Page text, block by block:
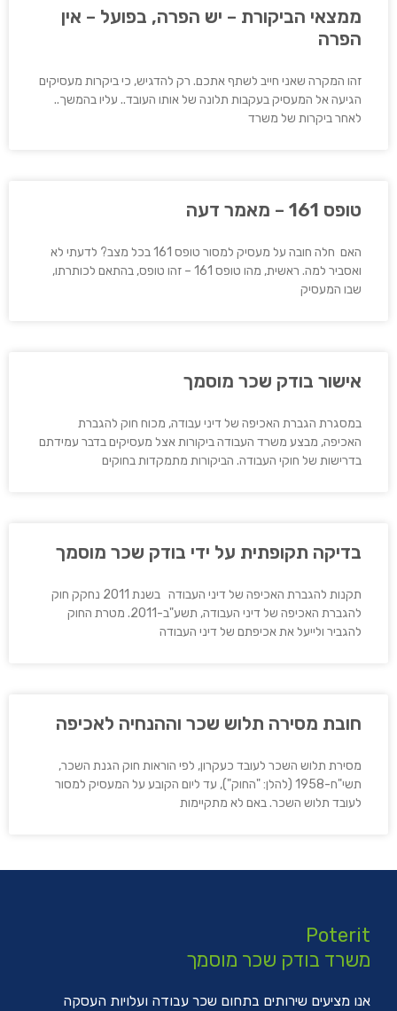
ממצאי הביקורת – יש הפרה, בפועל – אין
הפרה
זהו המקרה שאני חייב לשתף אתכם. רק להדגיש, כי ביקרות מעסיקים
הגיעה אל המעסיק בעקבות תלונה של אותו העובד.. עליו בהמשך..
לאחר ביקרות של משרד
טופס 161 – מאמר דעה
האם חלה חובה על מעסיק למסור טופס 161 בכל מצב? לדעתי לא
ואסביר למה. ראשית, מהו טופס 161 – זהו טופס, בהתאם לכותרתו,
שבו המעסיק
אישור בודק שכר מוסמך
במסגרת הגברת האכיפה של דיני עבודה, מכוח חוק להגברת
האכיפה, מבצע משרד העבודה ביקורות אצל מעסיקים בדבר עמידתם
בדרישות של חוקי העבודה. הביקורות מתמקדות בחוקים
בדיקה תקופתית על ידי בודק שכר מוסמך
תקנות להגברת האכיפה של דיני העבודה בשנת 2011 נחקק חוק
להגברת האכיפה של דיני העבודה, תשע"ב-2011. מטרת החוק
להגביר ולייעל את אכיפתם של דיני העבודה
חובת מסירה תלוש שכר וההנחיה לאכיפה
מסירת תלוש השכר לעובד כעקרון, לפי הוראות חוק הגנת השכר,
תשי"ח-1958 (להלן: "החוק"), עד ליום הקובע על המעסיק למסור
לעובד תלוש השכר. באם לא מתקיימות
Poterit
משרד בודק שכר מוסמך
אנו מציעים שירותים בתחום שכר עבודה ועלויות העסקה